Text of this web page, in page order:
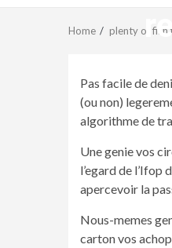
Home plenty of fish
Pas facile de
(ou non)
algorithme de
Une genie vos
l’egard de l’Ifop
apercevoir la
Nous-memes
carton vos